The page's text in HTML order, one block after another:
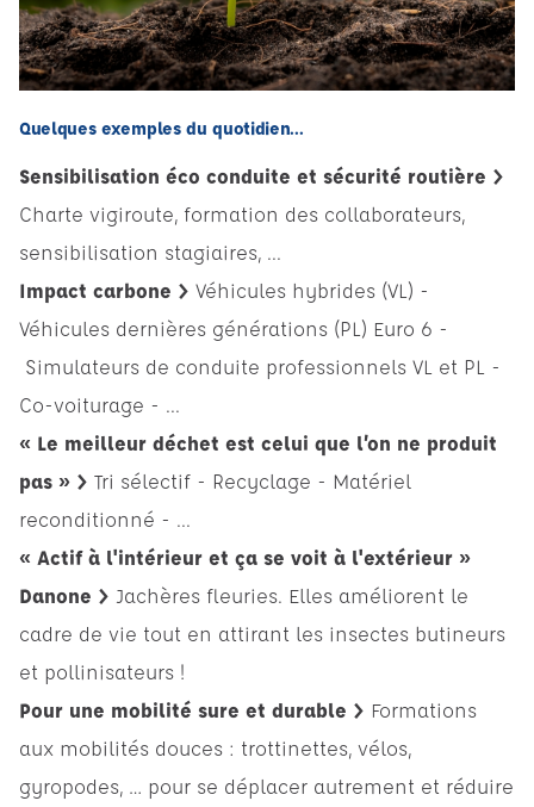
Quelques exemples du quotidien...
Sensibilisation éco conduite et sécurité routière >
Charte vigiroute, formation des collaborateurs,
sensibilisation stagiaires, ...
Impact carbone > Véhicules hybrides (VL) -
Véhicules dernières générations (PL) Euro 6 -
Simulateurs de conduite professionnels VL et PL -
Co-voiturage - ...
« Le meilleur déchet est celui que l’on ne produit
pas » > Tri sélectif - Recyclage - Matériel
reconditionné - ...
« Actif à l'intérieur et ça se voit à l'extérieur »
Danone > Jachères fleuries. Elles améliorent le
cadre de vie tout en attirant les insectes butineurs
et pollinisateurs !
Pour une mobilité sure et durable > Formations
aux mobilités douces : trottinettes, vélos,
gyropodes, … pour se déplacer autrement et réduire